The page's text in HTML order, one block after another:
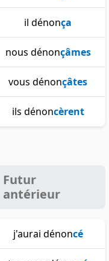
il dénonça
nous dénonçâmes
vous dénonçâtes
ils dénoncèrent
Futur
antérieur
j'aurai dénoncé